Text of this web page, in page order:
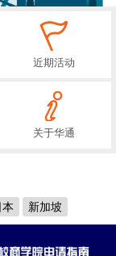
近期活动
关于华通
本 新加坡